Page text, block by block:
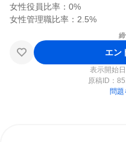
女性役員比率：0%
エン
表示開始
原稿ID：
問題